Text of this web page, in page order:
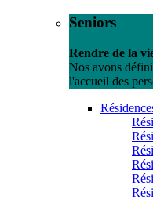
Seniors
Rendre de la
Nos avons
l'accueil des